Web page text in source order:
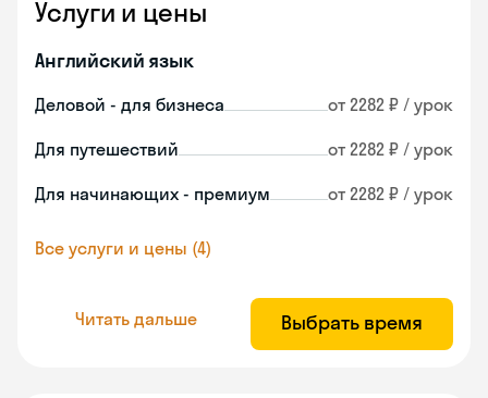
Услуги и цены
Английский язык
Деловой - для бизнеса от 2282 ₽ / урок
Для путешествий от 2282 ₽ / урок
Для начинающих - премиум от 2282 ₽ / урок
Все услуги и цены (4)
Читать дальше Выбрать время